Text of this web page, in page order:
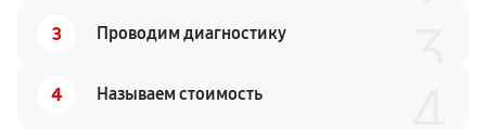
3 Проводим диагностику
4 Называем стоимость